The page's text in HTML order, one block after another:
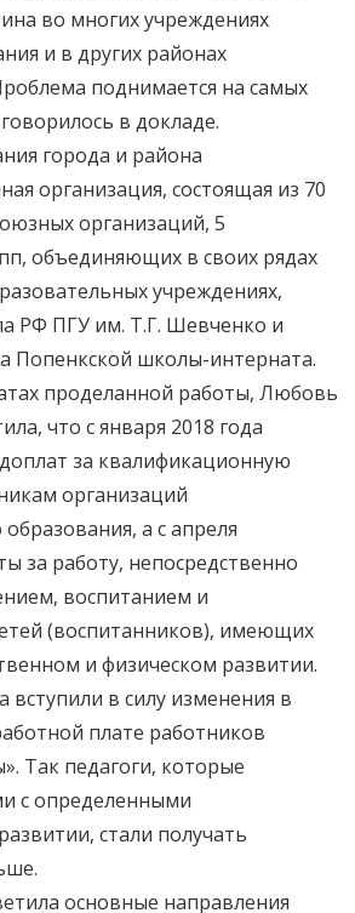
во многих учреждениях
и в других районах
поднимается на самых
в докладе.
города и района
организация, состоящая из 70
организаций, 5
объединяющих в своих рядах
учреждениях,
РФ ПГУ им. Т.Г. Шевченко и
Попенкской школы-интерната.
проделанной работы, Любовь
что с января 2018 года
за квалификационную
организаций
а с апреля
за работу, непосредственно
воспитанием и
(воспитанников), имеющих
и физическом развитии.
вступили в силу изменения в
плате работников
Так педагоги, которые
с определенными
стали получать
основные направления